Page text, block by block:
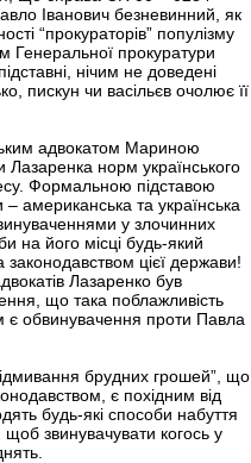
Іванович безневинний, як
“прокураторів” популізму
Генеральної прокуратури
нічим не доведені
пискун чи васільєв очолює її
адвокатом Мариною
норм українського
Формальною підставою
американська та українська
у злочинних
на його місці будь-який
законодавством цієї держави!
Лазаренко був
що така поблажливість
є обвинувачення проти Павла
брудних грошей”, що
є похідним від
будь-які способи набуття
звинувачувати когось у